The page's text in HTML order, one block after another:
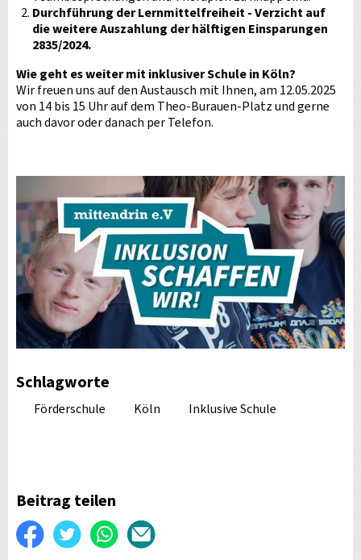
Durchführung der Lernmittelfreiheit - Verzicht auf
die weitere Auszahlung der hälftigen Einsparungen
2835/2024.
Wie geht es weiter mit inklusiver Schule in Köln?
Wir freuen uns auf den Austausch mit Ihnen, am 12.05.2025
von 14 bis 15 Uhr auf dem Theo-Burauen-Platz und gerne
auch davor oder danach per Telefon.
Schlagworte
Förderschule Köln Inklusive Schule
Beitrag teilen
Auf
Twittern WhatsApp